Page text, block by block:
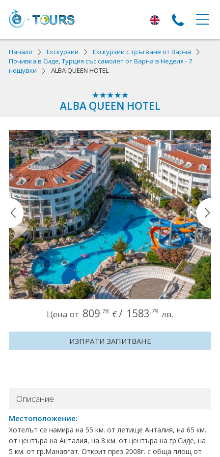
ЕКСКУРЗИИ
Екскурзии с тръгване от Варна
Самолетни екскурзии
ПОЧИВКИ
Почивки с тръгване от Варна
Лято 2026
Най-търсени оферти
Круизи
Уикенд програми
ДЕСТИНАЦИИ
Албания
Хърватия
Начало Екскурзии
Екскурзии с тръгване от Варна
Почивка в Сиде, Турция със самолет от Варна в Неделя - 7
нощувки
ALBA QUEEN HOTEL
ALBA QUEEN HOTEL
Цена от 809.78 €/ 1583.79 лв.
ИЗПРАТИ ЗАПИТВАНЕ
Описание
Местоположение:
Хотелът се намира на 55 км. от летище Анталия, на 65 км.
от центъра на Анталия, на 8 км. от центъра на гр.Сиде, на
5 км. от гр.Манавгат. Открит през 2008г. с обща площ от